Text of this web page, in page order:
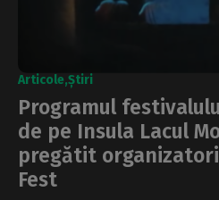
Articole Știri
Programul
de pe Insula Lacul
pregătit
Fest